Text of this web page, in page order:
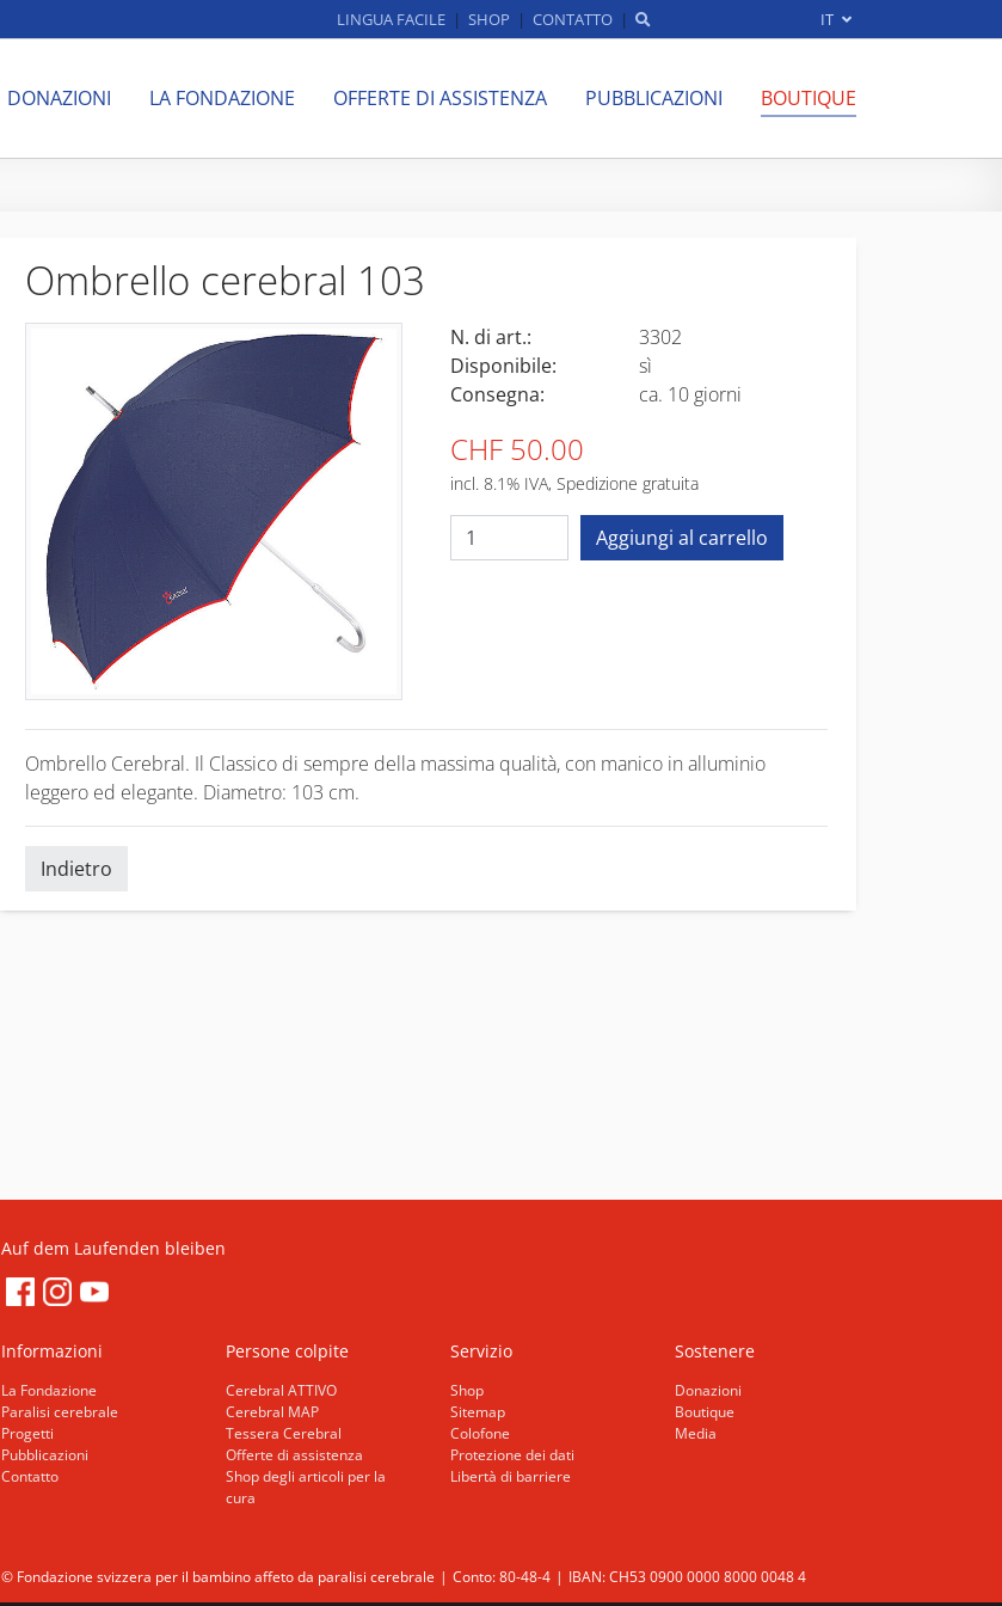
LINGUA FACILE SHOP CONTATTO IT
DONAZIONI LA FONDAZIONE OFFERTE DI ASSISTENZA PUBBLICAZIONI BOUTIQUE
Ombrello cerebral 103
N. di art.:
3302
Disponibile:
sì
Consegna:
ca. 10 giorni
CHF 50.00
incl. 8.1% IVA, Spedizione gratuita
Ombrello Cerebral. Il Classico di sempre della massima qualità, con manico in alluminio
leggero ed elegante. Diametro: 103 cm.
Indietro
Auf dem Laufenden bleiben
Informazioni
La Fondazione
Paralisi cerebrale
Progetti
Pubblicazioni
Contatto
Persone colpite
Cerebral ATTIVO
Cerebral MAP
Tessera Cerebral
Offerte di assistenza
Shop degli articoli per la
cura
Servizio
Shop
Sitemap
Colofone
Protezione dei dati
Libertà di barriere
Sostenere
Donazioni
Boutique
Media
© Fondazione svizzera per il bambino affeto da paralisi cerebrale Conto: 80-48-4 IBAN: CH53 0900 0000 8000 0048 4